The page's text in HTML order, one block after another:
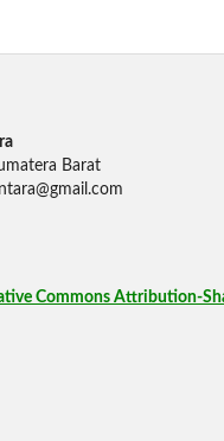
Barat
Commons Attribution-